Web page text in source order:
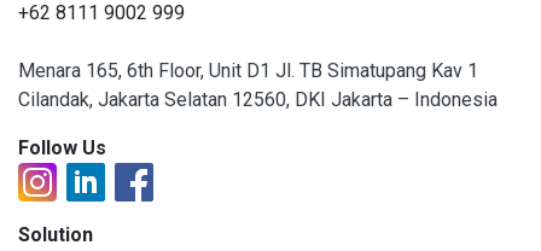
+62 8111 9002 999
Menara 165, 6th Floor, Unit D1 Jl. TB Simatupang Kav 1
Cilandak, Jakarta Selatan 12560, DKI Jakarta – Indonesia
Follow Us
Solution